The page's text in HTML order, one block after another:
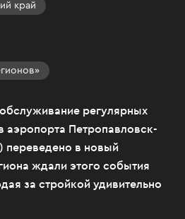
край
регулярных
аэропорта Петропавловск-
переведено в новый
ждали этого события
за стройкой удивительно